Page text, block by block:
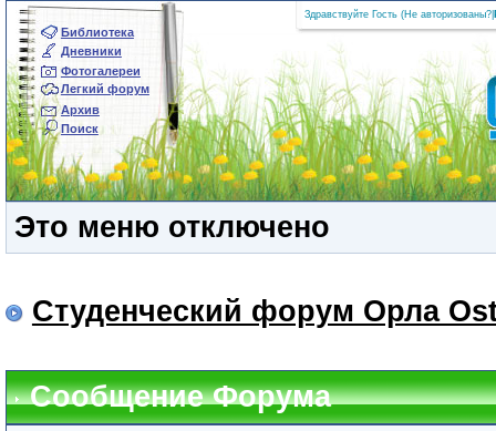
Библиотека
Дневники
Фотогалереи
Легкий форум
Архив
Поиск
Здравствуйте Гость (Не авторизованы?
Это меню отключено
Студенческий форум Орла
Сообщение Форума